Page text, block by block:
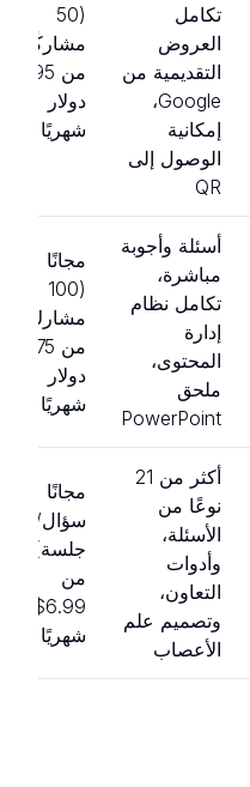
تكامل
العروض
التقديمية من
Google،
إمكانية
الوصول إلى
QR
(50
مشاركًا)،
من 7.95
دولار
شهريًا
أسئلة وأجوبة
مباشرة،
تكامل نظام
إدارة
المحتوى،
ملحق
PowerPoint
مجانًا
(100
مشارك)،
من 7.75
دولار
شهريًا
أكثر من 21
نوعًا من
الأسئلة،
وأدوات
التعاون،
وتصميم علم
الأعصاب
سؤال/
جلسة)،
من
6.99$/
شهريًا